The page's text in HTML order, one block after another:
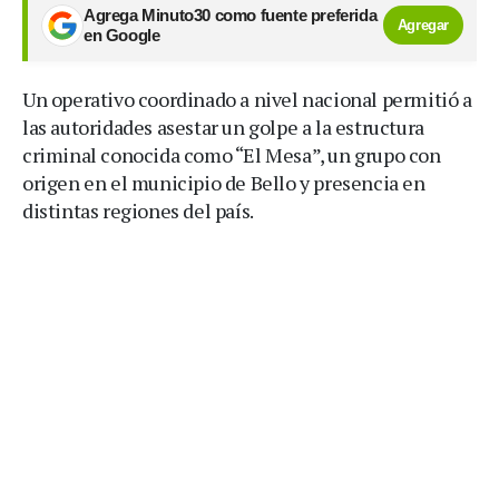
Agrega Minuto30 como fuente preferida
en Google
Agregar
Un operativo coordinado a nivel nacional permitió a
las autoridades asestar un golpe a la estructura
criminal conocida como “El Mesa”, un grupo con
origen en el municipio de Bello y presencia en
distintas regiones del país.